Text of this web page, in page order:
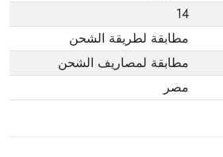
14
مطابقة لطريقة الشحن
مطابقة لمصاريف الشحن
مصر